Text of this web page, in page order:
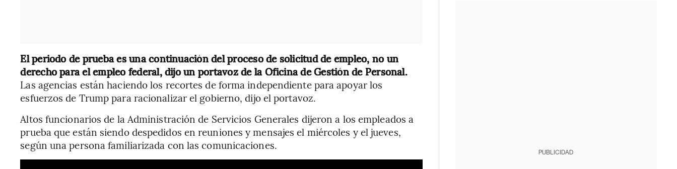
El periodo de prueba es una continuación del proceso de solicitud de empleo, no un
derecho para el empleo federal, dijo un portavoz de la Oficina de Gestión de Personal.
Las agencias están haciendo los recortes de forma independiente para apoyar los
esfuerzos de Trump para racionalizar el gobierno, dijo el portavoz.
Altos funcionarios de la Administración de Servicios Generales dijeron a los empleados a
prueba que están siendo despedidos en reuniones y mensajes el miércoles y el jueves,
según una persona familiarizada con las comunicaciones.
PUBLICIDAD